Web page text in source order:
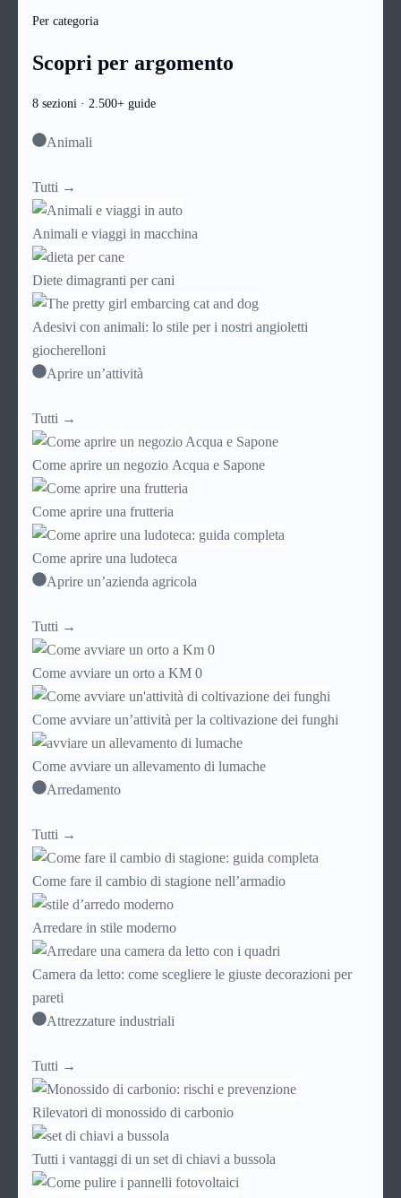
Per categoria
Scopri per argomento
8 sezioni · 2.500+ guide
Animali
Tutti →
Animali e viaggi in macchina
Diete dimagranti per cani
Adesivi con animali: lo stile per i nostri angioletti
giocherelloni
Aprire un’attività
Tutti →
Come aprire un negozio Acqua e Sapone
Come aprire una frutteria
Come aprire una ludoteca
Aprire un’azienda agricola
Tutti →
Come avviare un orto a KM 0
Come avviare un’attività per la coltivazione dei funghi
Come avviare un allevamento di lumache
Arredamento
Tutti →
Come fare il cambio di stagione nell’armadio
Arredare in stile moderno
Camera da letto: come scegliere le giuste decorazioni per
pareti
Attrezzature industriali
Tutti →
Rilevatori di monossido di carbonio
Tutti i vantaggi di un set di chiavi a bussola